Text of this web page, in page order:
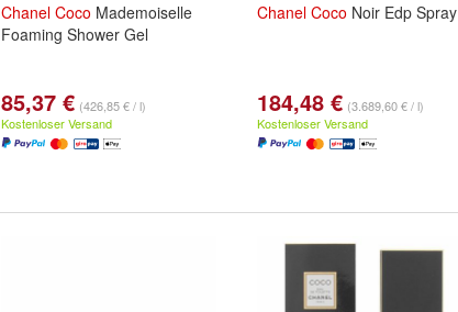
Chanel Coco Mademoiselle
Foaming Shower Gel
85,37 € (426,85 € / l)
Kostenloser Versand
Chanel Coco Noir Edp Spray
184,48 € (3.689,60 € / l)
Kostenloser Versand